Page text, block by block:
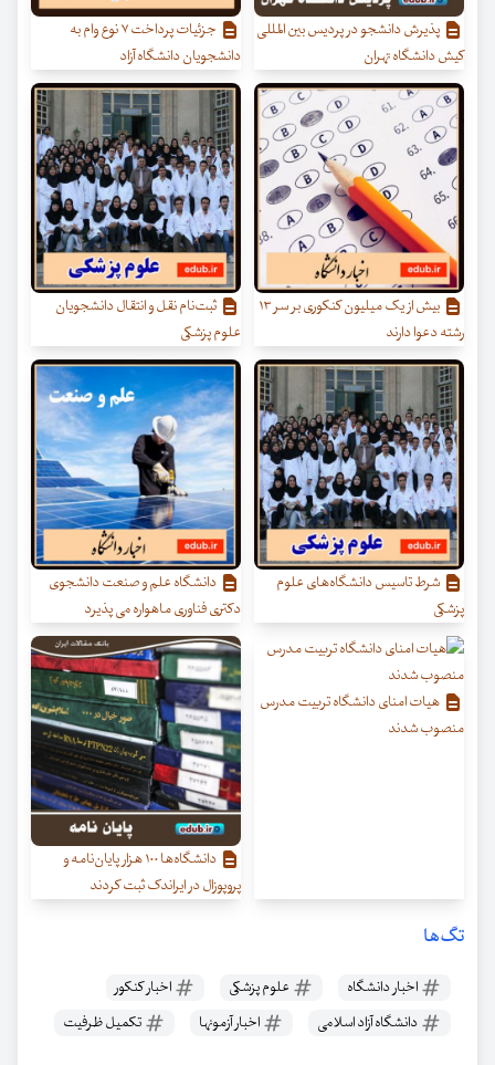
پذیرش دانشجو در پردیس بین ­المللی
کیش دانشگاه تهران
جزئیات پرداخت ۷ نوع وام به
دانشجویان دانشگاه آزاد
بیش از یک میلیون کنکوری بر سر ۱۳
رشته دعوا دارند
ثبت‌نام نقل و انتقال دانشجویان
علوم پزشکی
شرط تاسیس دانشگاه‌های علوم
پزشکی
دانشگاه علم و صنعت دانشجوی
دکتری فناوری ماهواره می پذیرد
هیات امنای دانشگاه تربیت مدرس
منصوب شدند
دانشگاه‌ها ۱۰۰ هزار پایان‌نامه و
پروپوزال در ایراندک ثبت کردند
تگ‌ها
اخبار دانشگاه علوم پزشکی
اخبار کنکور
دانشگاه آزاد اسلامی
اخبار آزمونها تکمیل ظرفیت